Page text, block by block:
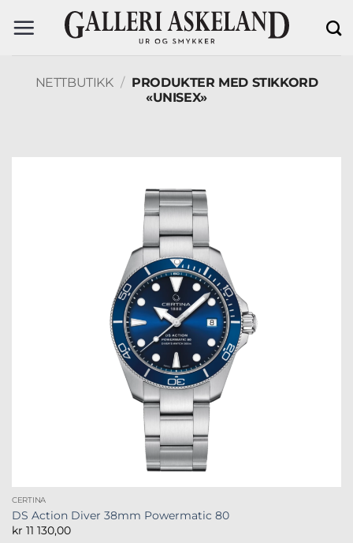
NETTBUTIKK / PRODUKTER MED STIKKORD
«UNISEX»
CERTINA
DS Action Diver 38mm Powermatic 80
kr 11 130,00